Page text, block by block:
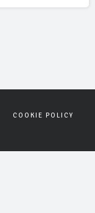
COOKIE POLICY